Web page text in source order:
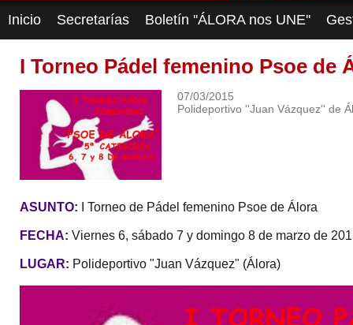
Inicio Secretarías Boletín ''ÁLORA nos UNE''
I Torneo Pádel femenino Psoe de
07/03/2015
Polideportivo ''Juan Vázquez'' de
ASUNTO: I Torneo de Pádel femenino Psoe de Álora
FECHA: Viernes 6, sábado 7 y domingo 8 de marzo de
LUGAR: Polideportivo "Juan Vázquez" (Álora)